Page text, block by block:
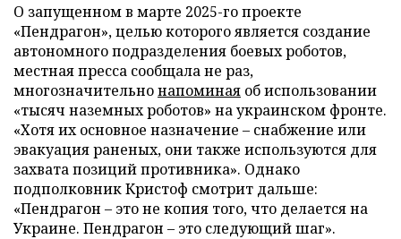
О запущенном в марте 2025-го проекте
«Пендрагон», целью которого является создание
автономного подразделения боевых роботов,
местная пресса сообщала не раз,
многозначительнонапоминая об использовании
«тысяч наземных роботов» на украинском фронте.
«Хотя их основное назначение – снабжение или
эвакуация раненых, они также используются для
захвата позиций противника». Однако
подполковник Кристоф смотрит дальше:
«Пендрагон – это не копия того, что делается на
Украине. Пендрагон – это следующий шаг».